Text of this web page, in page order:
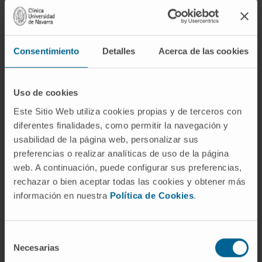
Consentimiento Detalles Acerca de las cookies
Uso de cookies
Este Sitio Web utiliza cookies propias y de terceros con
diferentes finalidades, como permitir la navegación y
usabilidad de la página web, personalizar sus
preferencias o realizar analíticas de uso de la página
web. A continuación, puede configurar sus preferencias,
rechazar o bien aceptar todas las cookies y obtener más
información en nuestra Política de Cookies.
Necesarias
preclínicos de hepatoblastoma” y ha subrayado la
importancia de desarrollar alternativas
terapéuticas, “muy necesarias para el mejor
tratamiento de este cáncer infantil".
El hepatoblastoma es un tumor pediátrico poco
frecuente, y que afecta aproximadamente a 1–2
niños por millón cada año. Aunque los
tratamientos actuales han mejorado
significativamente la supervivencia, algunos
pacientes presentan recaídas o resistencia a la
quimioterapia.
CIBEREHDdel Instituto de Salud Carlos III y es
AECC), que